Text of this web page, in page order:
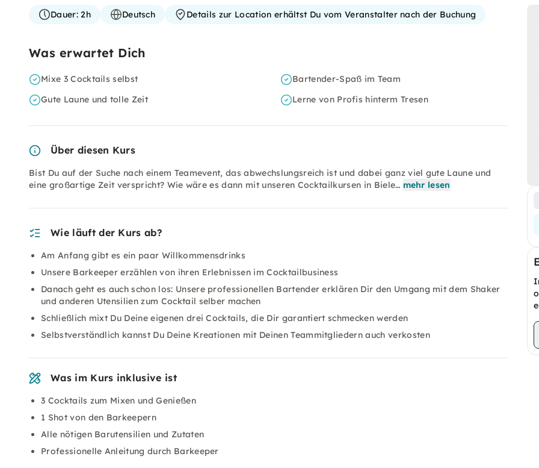
Dauer:2h Deutsch Details zur Location erhältst Du vom Veranstalter nach der Buchung
Was erwartet Dich
Mixe 3 Cocktails selbst
Bartender-Spaß im Team
Gute Laune und tolle Zeit
Lerne von Profis hinterm Tresen
Über diesen Kurs
Bist Du auf der Suche nach einem Teamevent, das abwechslungsreich ist und dabei ganz viel gute Laune und
eine großartige Zeit verspricht? Wie wäre es dann mit unseren Cocktailkursen in Biele… mehr lesen
Wie läuft der Kurs ab?
Am Anfang gibt es ein paar Willkommensdrinks
Unsere Barkeeper erzählen von ihren Erlebnissen im Cocktailbusiness
Danach geht es auch schon los: Unsere professionellen Bartender erklären Dir den Umgang mit dem Shaker
und anderen Utensilien zum Cocktail selber machen
Schließlich mixt Du Deine eigenen drei Cocktails, die Dir garantiert schmecken werden
Selbstverständlich kannst Du Deine Kreationen mit Deinen Teammitgliedern auch verkosten
Was im Kurs inklusive ist
3 Cocktails zum Mixen und Genießen
1 Shot von den Barkeepern
Alle nötigen Barutensilien und Zutaten
Professionelle Anleitung durch Barkeeper